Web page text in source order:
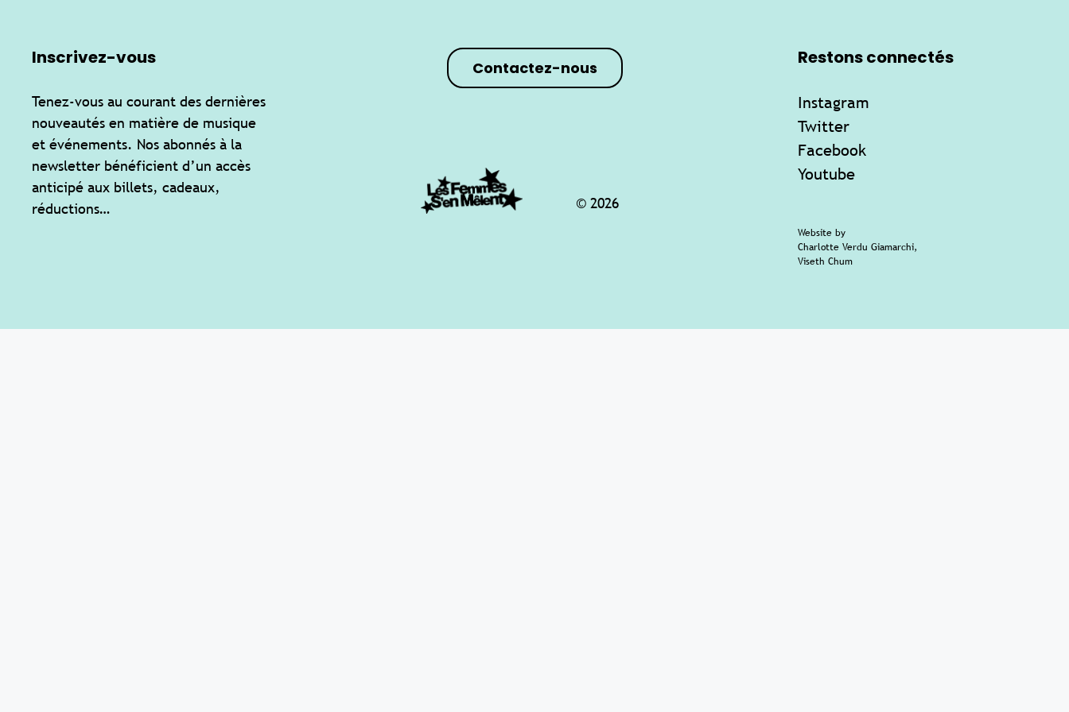
Inscrivez-vous
Tenez-vous au courant des dernières
nouveautés en matière de musique
et événements. Nos abonnés à la
newsletter bénéficient d’un accès
anticipé aux billets, cadeaux,
réductions…
Contactez-nous
© 2026
Restons connectés
Instagram
Twitter
Facebook
Youtube
Website by
Charlotte Verdu Giamarchi,
Viseth Chum